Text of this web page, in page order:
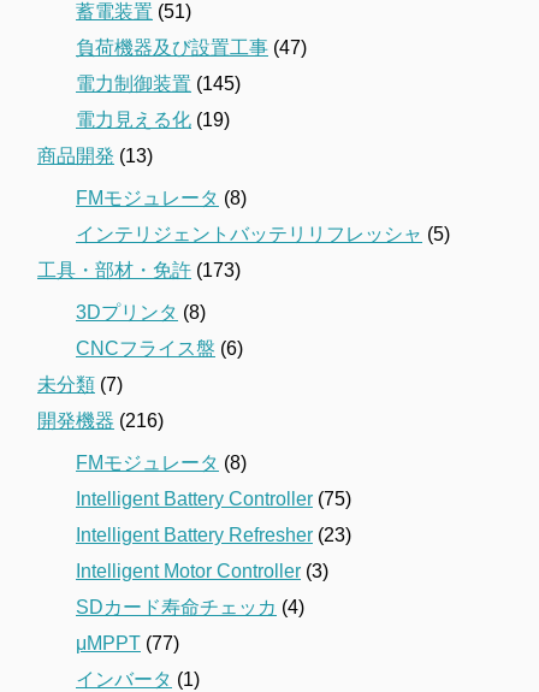
蓄電装置 (51)
負荷機器及び設置工事 (47)
電力制御装置 (145)
電力見える化 (19)
商品開発 (13)
FMモジュレータ (8)
インテリジェントバッテリリフレッシャ (5)
工具・部材・免許 (173)
3Dプリンタ (8)
CNCフライス盤 (6)
未分類 (7)
開発機器 (216)
FMモジュレータ (8)
Intelligent Battery Controller (75)
Intelligent Battery Refresher (23)
Intelligent Motor Controller (3)
SDカード寿命チェッカ (4)
μMPPT (77)
インバータ (1)